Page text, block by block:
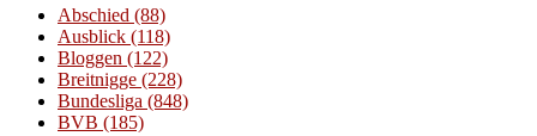
Abschied (88)
Ausblick (118)
Bloggen (122)
Breitnigge (228)
Bundesliga (848)
BVB (185)